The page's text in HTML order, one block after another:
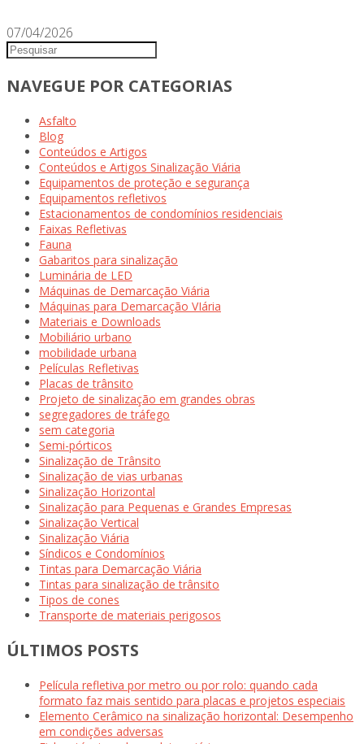
07/04/2026
NAVEGUE POR CATEGORIAS
Asfalto
Blog
Conteúdos e Artigos
Conteúdos e Artigos Sinalização Viária
Equipamentos de proteção e segurança
Equipamentos refletivos
Estacionamentos de condomínios residenciais
Faixas Refletivas
Fauna
Gabaritos para sinalização
Luminária de LED
Máquinas de Demarcação Viária
Máquinas para Demarcação VIária
Materiais e Downloads
Mobiliário urbano
mobilidade urbana
Películas Refletivas
Placas de trânsito
Projeto de sinalização em grandes obras
segregadores de tráfego
sem categoria
Semi-pórticos
Sinalização de Trânsito
Sinalização de vias urbanas
Sinalização Horizontal
Sinalização para Pequenas e Grandes Empresas
Sinalização Vertical
Sinalização Viária
Síndicos e Condomínios
Tintas para Demarcação Viária
Tintas para sinalização de trânsito
Tipos de cones
Transporte de materiais perigosos
ÚLTIMOS POSTS
Película refletiva por metro ou por rolo: quando cada
formato faz mais sentido para placas e projetos especiais
Elemento Cerâmico na sinalização horizontal: Desempenho
em condições adversas